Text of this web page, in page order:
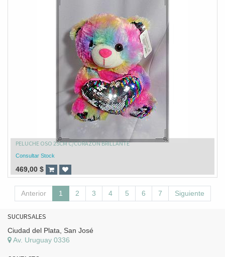
PELUCHE OSO 25CM C/CORAZON BRILLANTE
Consultar Stock
469,00 $
Anterior 1 2 3 4 5 6 7 Siguiente
SUCURSALES
Ciudad del Plata, San José
Av. Uruguay 0336